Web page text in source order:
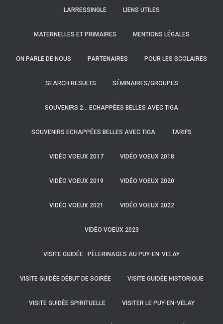
LARRESSINGLE LIENS UTILES
MATERNELLES ET PRIMAIRES MENTIONS LÉGALES
ON PARLE DE NOUS PARTENAIRES POUR LES SCOLAIRES
SEARCH RESULTS SÉMINAIRES/GROUPES
SOUVENIRS 2… ECHAPPÉES BELLES AVEC TIGA
SOUVENIRS ECHAPPÉES BELLES AVEC TIGA TARIFS
VIDÉO VOEUX 2017 VIDÉO VOEUX 2018
VIDÉO VOEUX 2019 VIDÉO VOEUX 2020
VIDÉO VOEUX 2021 VIDÉO VOEUX 2022
VIDÉO VOEUX 2023
VISITE GUIDÉE : PÈLERINAGES AU PUY-EN-VELAY
VISITE GUIDÉE DÉBUT DE SOIRÉE VISITE GUIDÉE HISTORIQUE
VISITE GUIDÉE SPIRITUELLE VISITER LE PUY-EN-VELAY